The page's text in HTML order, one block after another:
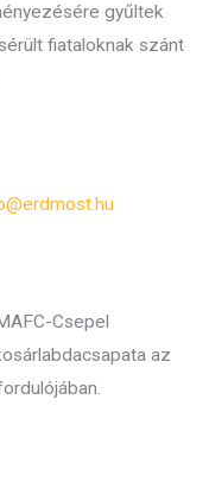
gyűltek
fiataloknak szánt
Csepel
az